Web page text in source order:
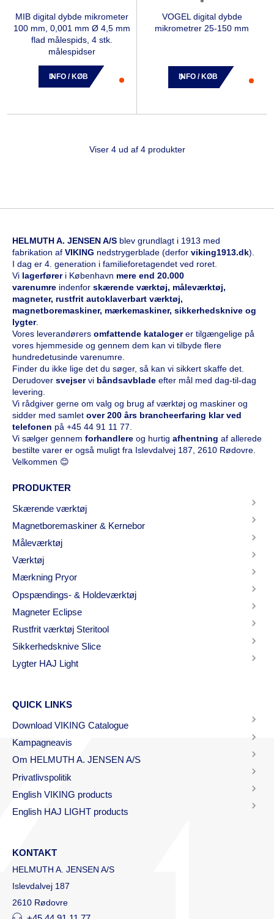
MIB digital dybde mikrometer
100 mm, 0,001 mm Ø 4,5 mm
flad målespids, 4 stk.
målespidser
INFO / KØB
VOGEL digital dybde
mikrometrer 25-150 mm
INFO / KØB
Viser 4 ud af 4 produkter
HELMUTH A. JENSEN A/S blev grundlagt i 1913 med
fabrikation af VIKING nedstrygerblade (derfor viking1913.dk).
I dag er 4. generation i familieforetagendet ved roret.
Vi lagerfører i København mere end 20.000
varenumre indenfor skærende værktøj, måleværktøj,
magneter, rustfrit autoklaverbart værktøj,
magnetboremaskiner, mærkemaskiner, sikkerhedsknive og
lygter.
Vores leverandørers omfattende katalogerer tilgængelige på
vores hjemmeside og gennem dem kan vi tilbyde flere
hundredetusinde varenumre.
Finder du ikke lige det du søger, så kan vi sikkert skaffe det.
Derudover svejservi båndsavblade efter mål med dag-til-dag
levering.
Vi rådgiver gerne om valg og brug af værktøj og maskiner og
sidder med samlet over 200 års brancheerfaring klar ved
telefonen på +45 44 91 11 77
Vi sælger gennem forhandlere og hurtig afhentning af allerede
bestilte varer er også muligt fra Islevdalvej 187, 2610 Rødovre.
Velkommen 😊
PRODUKTER
Skærende værktøj
Magnetboremaskiner & Kernebor
Måleværktøj
Værktøj
Mærkning Pryor
Opspændings- & Holdeværktøj
Magneter Eclipse
Rustfrit værktøj Steritool
Sikkerhedsknive Slice
Lygter HAJ Light
QUICK LINKS
Download VIKING Catalogue
Kampagneavis
Om HELMUTH A. JENSEN A/S
Privatlivspolitik
English VIKING products
English HAJ LIGHT products
KONTAKT
HELMUTH A. JENSEN A/S
Islevdalvej 187
2610 Rødovre